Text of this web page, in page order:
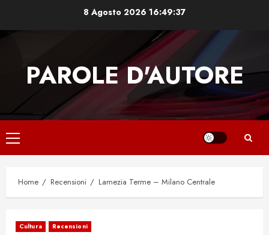
8 Agosto 2026 16:49:38
PAROLE D'AUTORE
Primary
Menu
Home Recensioni Lamezia Terme – Milano Centrale
Cultura Recensioni